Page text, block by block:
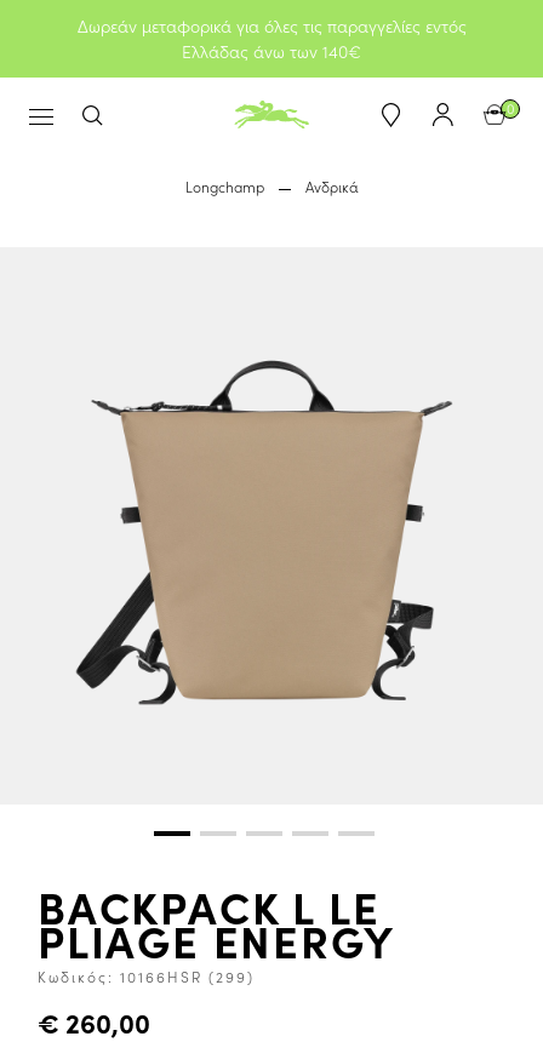
Δωρεάν μεταφορικά για όλες τις παραγγελίες εντός
Ελλάδας άνω των 140€
0
Longchamp Ανδρικά
BACKPACK L LE
PLIAGE ENERGY
Κωδικός: 10166HSR (299)
€ 260,00